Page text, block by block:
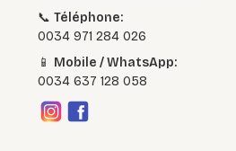
📞 Téléphone:
0034 971 284 026
📱 Mobile / WhatsApp:
0034 637 128 058